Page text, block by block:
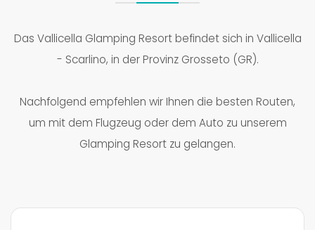
Das Vallicella Glamping Resort befindet sich in Vallicella
- Scarlino, in der Provinz Grosseto (GR).
Nachfolgend empfehlen wir Ihnen die besten Routen,
um mit dem Flugzeug oder dem Auto zu unserem
Glamping Resort zu gelangen.